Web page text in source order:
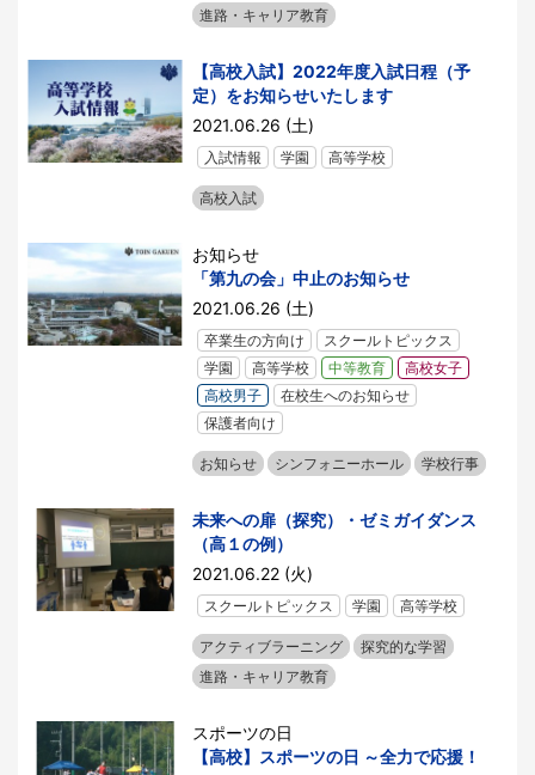
進路・キャリア教育
【高校入試】2022年度入試日程（予
定）をお知らせいたします
2021.06.26 (土)
入試情報 学園 高等学校
高校入試
お知らせ
「第九の会」中止のお知らせ
2021.06.26 (土)
卒業生の方向け
スクールトピックス
学園
高等学校 中等教育
高校女子
高校男子
在校生へのお知らせ
保護者向け
お知らせ シンフォニーホール 学校行事
未来への扉（探究）・ゼミガイダンス
（高１の例）
2021.06.22 (火)
スクールトピックス 学園 高等学校
アクティブラーニング
探究的な学習
進路・キャリア教育
スポーツの日
【高校】スポーツの日 ～全力で応援！